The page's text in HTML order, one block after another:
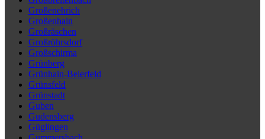
Großenehrich
Großenhain
Großräschen
Großröhrsdorf
Großschirma
Grünberg
Grünhain-Beierfeld
Grünsfeld
Grünstadt
Guben
Gudensberg
Güglingen